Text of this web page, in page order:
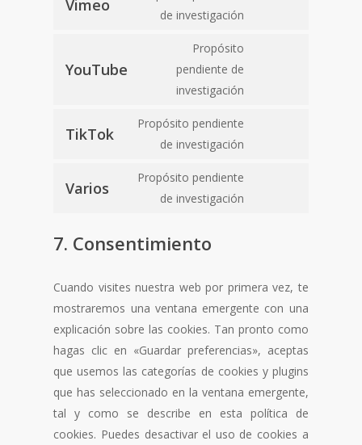
fonts
Vimeo
de investigaciónto
vimeo
YouTube
Propósito
pendiente de
investigación
youtube
TikTok
Propósito pendiente
de investigación
Consent
to
tiktok
Varios
Propósito pendiente
de investigación
7. Consentimiento
Cuando visites nuestra web por primera vez, te
mostraremos una ventana emergente con una
explicación sobre las cookies. Tan pronto como
hagas clic en «Guardar preferencias», aceptas
que usemos las categorías de cookies y plugins
que has seleccionado en la ventana emergente,
tal y como se describe en esta política de
cookies. Puedes desactivar el uso de cookies a